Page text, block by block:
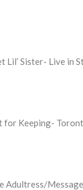
Lil’ Sister- Live in
for Keeping-
Adultress/